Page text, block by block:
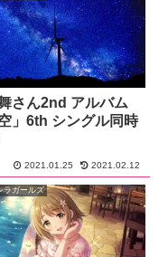
さん2nd アルバム
空」6th シングル同時
2021.01.25 2021.02.12
ラガールズ